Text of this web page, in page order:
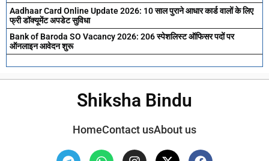
Aadhaar Card Online Update 2026: 10 साल पुराने आधार कार्ड वालों के लिए
फ्री डॉक्यूमेंट अपडेट सुविधा
Bank of Baroda SO Vacancy 2026: 206 स्पेशलिस्ट ऑफिसर पदों पर
ऑनलाइन आवेदन शुरू
Shiksha Bindu
HomeContact usAbout us